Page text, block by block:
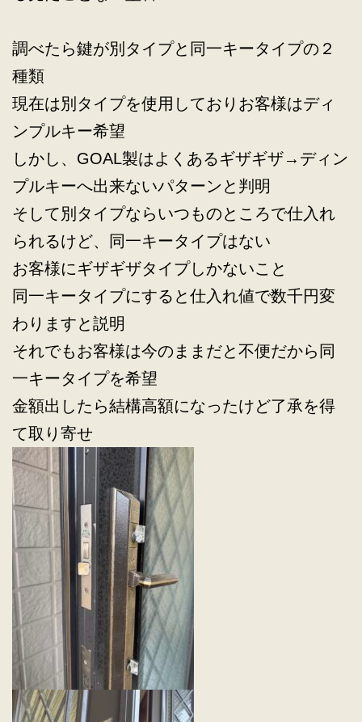
調べたら鍵が別タイプと同一キータイプの２
種類
現在は別タイプを使用しておりお客様はディ
ンプルキー希望
しかし、GOAL製はよくあるギザギザ→ディン
プルキーへ出来ないパターンと判明
そして別タイプならいつものところで仕入れ
られるけど、同一キータイプはない
お客様にギザギザタイプしかないこと
同一キータイプにすると仕入れ値で数千円変
わりますと説明
それでもお客様は今のままだと不便だから同
一キータイプを希望
金額出したら結構高額になったけど了承を得
て取り寄せ